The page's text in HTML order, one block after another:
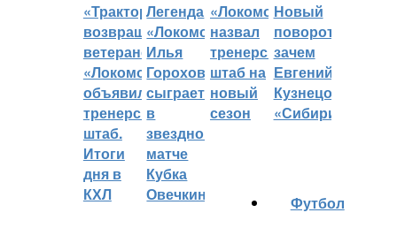
«Трактор»
возвращает
ветеранов,
«Локомотив»
объявил
тренерский
штаб.
Итоги
дня в
КХЛ
Легенда
«Локомотива»
Илья
Горохов
сыграет
в
звездном
матче
Кубка
Овечкина
«Локомотив»
назвал
тренерский
штаб на
новый
сезон
Новый
поворот:
зачем
Евгений
Кузнецов
«Сибири»?
Футбол